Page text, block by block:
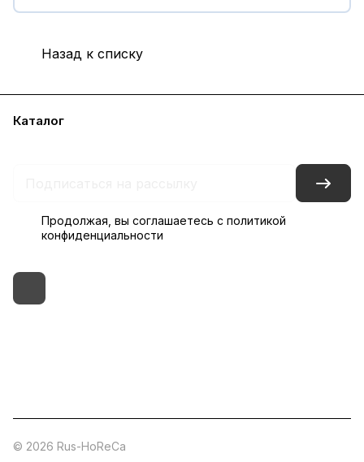
Назад к списку
Каталог
Продолжая, вы соглашаетесь с политикой
конфиденциальности
© 2026 Rus-HoReCa